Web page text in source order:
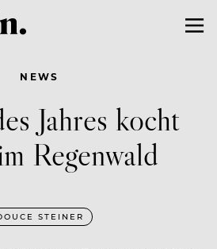
NEWS
Jahres kocht
Regenwald
STEINER